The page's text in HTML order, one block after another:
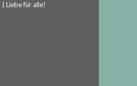
| Liebe für alle!